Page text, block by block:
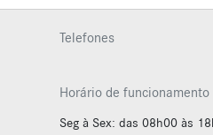
Telefones
Horário de funcionamento
Seg à Sex: das 08h00 às